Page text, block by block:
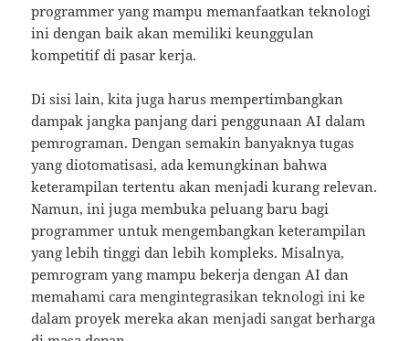
programmer yang mampu memanfaatkan teknologi
ini dengan baik akan memiliki keunggulan
kompetitif di pasar kerja.
Di sisi lain, kita juga harus mempertimbangkan
dampak jangka panjang dari penggunaan AI dalam
pemrograman. Dengan semakin banyaknya tugas
yang diotomatisasi, ada kemungkinan bahwa
keterampilan tertentu akan menjadi kurang relevan.
Namun, ini juga membuka peluang baru bagi
programmer untuk mengembangkan keterampilan
yang lebih tinggi dan lebih kompleks. Misalnya,
pemrogram yang mampu bekerja dengan AI dan
memahami cara mengintegrasikan teknologi ini ke
dalam proyek mereka akan menjadi sangat berharga